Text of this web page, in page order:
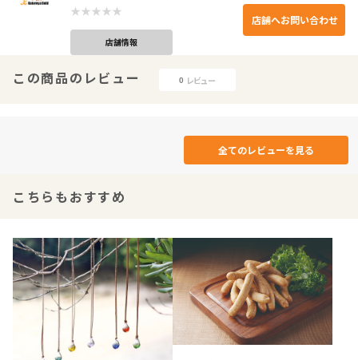
店舗情報
店舗へお問い合わせ
この商品のレビュー 0 レビュー
全てのレビューを見る
こちらもおすすめ